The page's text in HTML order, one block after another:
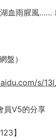
血雨腥風……
盤）
s/
員V5的分享
】